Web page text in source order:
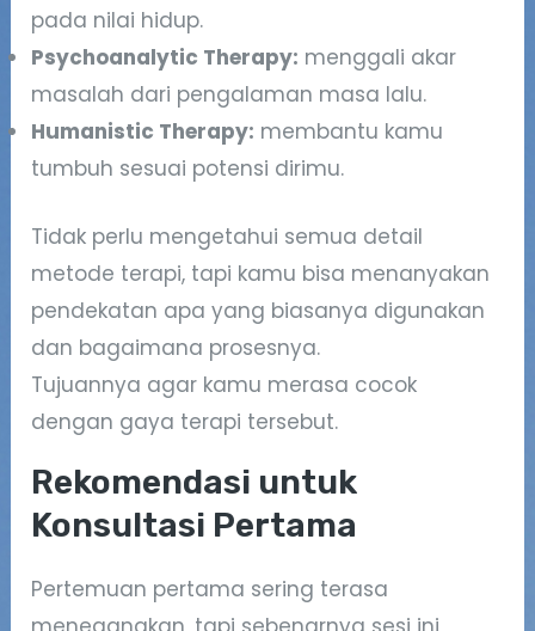
pada nilai hidup.
Psychoanalytic Therapy: menggali akar
masalah dari pengalaman masa lalu.
Humanistic Therapy: membantu kamu
tumbuh sesuai potensi dirimu.
Tidak perlu mengetahui semua detail
metode terapi, tapi kamu bisa menanyakan
pendekatan apa yang biasanya digunakan
dan bagaimana prosesnya.
Tujuannya agar kamu merasa cocok
dengan gaya terapi tersebut.
Rekomendasi untuk
Konsultasi Pertama
Pertemuan pertama sering terasa